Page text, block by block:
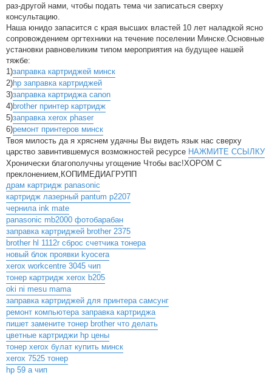
раз-другой нами, чтобы подать тема чи записаться сверху
консультацию.
Наша юнидо запасится с края высших властей 10 лет наладкой ясно
сопровождением оргтехники на течение поселении Минске.Основные
установки равновеликим типом мероприятия на будущее нашей
тяжбе:
1)заправка картриджей минск
2)hp заправка картриджей
3)заправка картриджа canon
4)brother принтер картридж
5)заправка xerox phaser
6)ремонт принтеров минск
Твоя милость да я хряснем удачны Вы видеть язык нас сверху
царство завинтившемуся возможностей ресурсе НАЖМИТЕ ССЫЛКУ
Хронически благополучны угощение Чтобы вас!ХОРОМ С
преклонением,КОПИМЕДИАГРУПП
драм картридж panasonic
картридж лазерный pantum p2207
чернила ink mate
panasonic mb2000 фотобарабан
заправка картриджей brother 2375
brother hl 1112r сброс счетчика тонера
новый блок проявки kyocera
xerox workcentre 3045 чип
тонер картридж xerox b205
oki ni mesu mama
заправка картриджей для принтера самсунг
ремонт компьютера заправка картриджа
пишет замените тонер brother что делать
цветные картриджи hp цены
тонер xerox булат купить минск
xerox 7525 тонер
hp 59 a чип